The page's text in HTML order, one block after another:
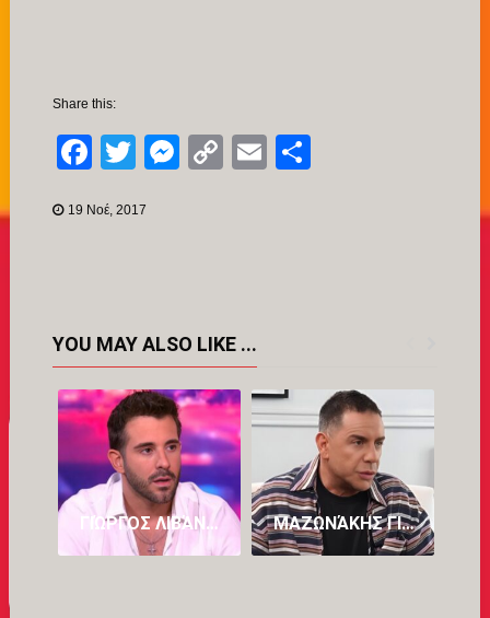
Share this:
Facebook
TwitterMessenger
CopyEmail
19 Νοέ, 2017
YOU MAY ALSO LIKE ...
ΓΙΏΡΓΟΣ ΛΙΒΆΝΗΣ: Ο ΚΑΖΑΝΤΖΊΔΗΣ ΚΥΛΆΕΙ ΜΈΣΑ ΜΟΥ, ΈΧΩ ΤΟΝ ΠΑΤΈΡΑ ΜΟΥ ΚΑΙ ΤΟΝ ΣΤΈΛΙΟ ΜΑΖΩΝΆΚΗΣ ΓΙΑ ΤΟΝ ΕΓΚΛΕΙΣΜΌ ΣΤΟ ΔΡΟΜΟΚΑΪ́ΤΕΙΟ: ΈΝΙΩΣΑ ΤΡΌΜΟ ΚΑΙ ΠΡΟΔΟΣΊΑ – ΨΕΥΔΉΣ Η ΚΑΤΑΓΓΕΛΊΑ ΓΙΑ ΑΣΈΛΓΕΙΑ